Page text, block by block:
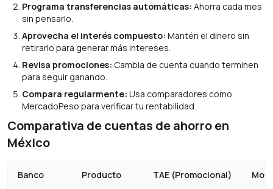
Programa transferencias automáticas: Ahorra cada mes
sin pensarlo.
Aprovecha el interés compuesto: Mantén el dinero sin
retirarlo para generar más intereses.
Revisa promociones: Cambia de cuenta cuando terminen
para seguir ganando.
Compara regularmente: Usa comparadores como
MercadoPeso para verificar tu rentabilidad.
Comparativa de cuentas de ahorro en
México
Banco Producto TAE (Promocional)